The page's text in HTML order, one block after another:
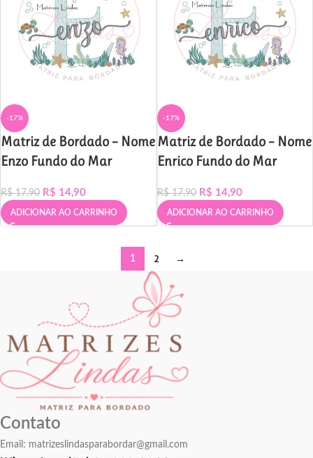
-17%
Matriz de Bordado – Nome
Enzo Fundo do Mar
R$17,90 R$ 14,90
ADICIONAR AO CARRINHO
-17%
Matriz de Bordado – Nome
Enrico Fundo do Mar
R$17,90 R$ 14,90
ADICIONAR AO CARRINHO
1 2 →
Contato
Email: matrizeslindasparabordar@gmail.com